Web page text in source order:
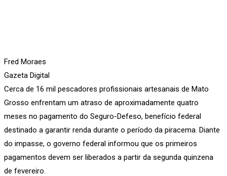
Fred Moraes
Gazeta Digital
Cerca de 16 mil pescadores profissionais artesanais de Mato
Grosso enfrentam um atraso de aproximadamente quatro
meses no pagamento do Seguro-Defeso, benefício federal
destinado a garantir renda durante o período da piracema. Diante
do impasse, o governo federal informou que os primeiros
pagamentos devem ser liberados a partir da segunda quinzena
de fevereiro.